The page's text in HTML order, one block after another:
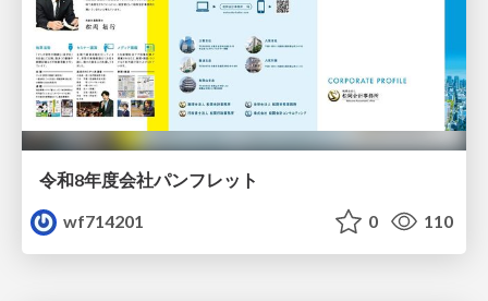
令和8年度会社パンフレット
wf714201
0 110